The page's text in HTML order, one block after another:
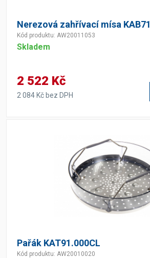
Nerezová zahřívací mísa KAB71
Kód produktu: AW20011053
Skladem
2 522 Kč
2 084 Kč bez DPH
Pařák KAT91.000CL
Kód produktu: AW20010020